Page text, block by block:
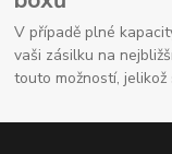
V případě plné
vaši zásilku na
touto možností,